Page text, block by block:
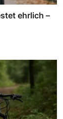
ehrlich –